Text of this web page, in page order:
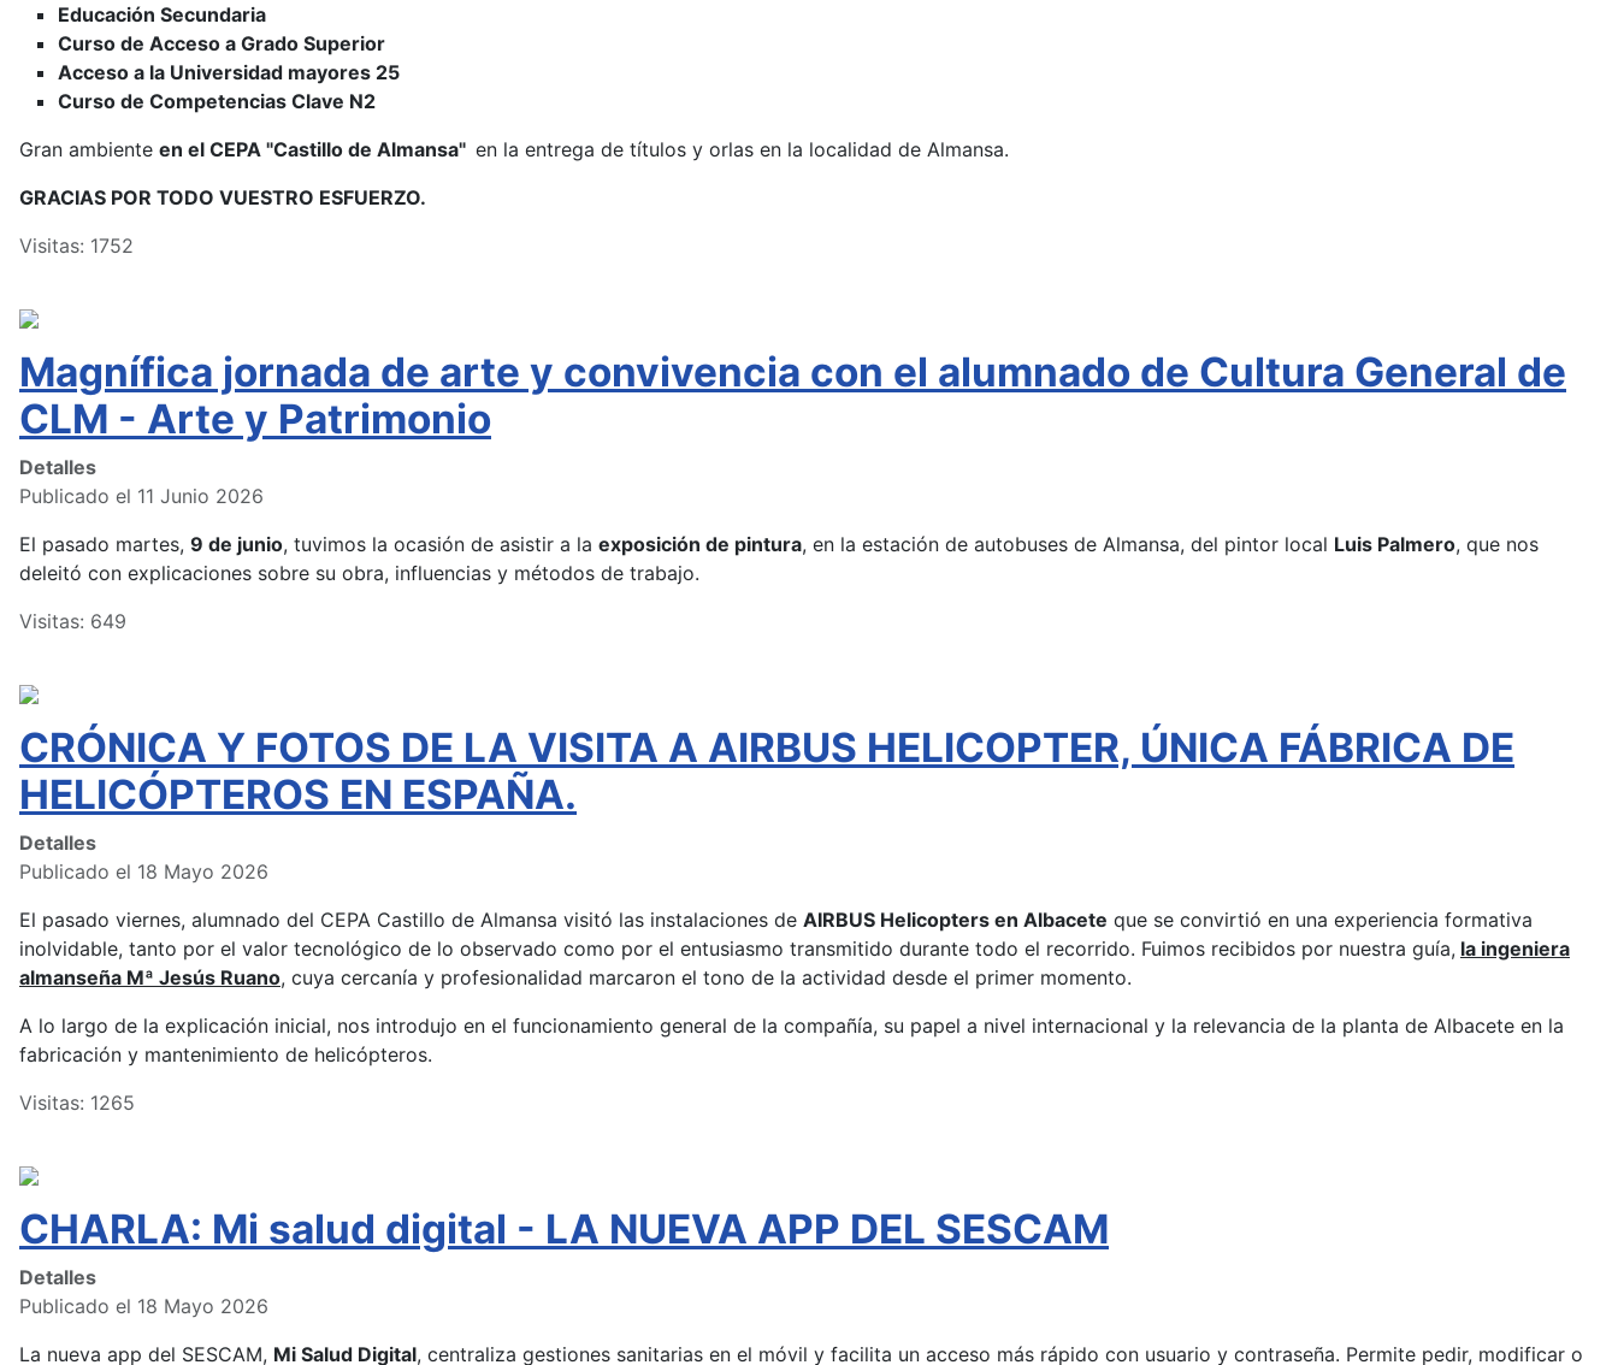
Educación Secundaria
Curso de Acceso a Grado Superior
Acceso a la Universidad mayores 25
Curso de Competencias Clave N2
Gran ambiente en el CEPA "Castillo de Almansa" en la entrega de títulos y orlas en la localidad de Almansa.
GRACIAS POR TODO VUESTRO ESFUERZO.
Visitas: 1752
Magnífica jornada de arte y convivencia con el alumnado de Cultura General de
CLM - Arte y Patrimonio
Detalles
Publicado el 11 Junio 2026
El pasado martes, 9 de junio, tuvimos la ocasión de asistir a la exposición de pintura, en la estación de autobuses de Almansa, del pintor local Luis Palmero, que nos
deleitó con explicaciones sobre su obra, influencias y métodos de trabajo.
Visitas: 649
CRÓNICA Y FOTOS DE LA VISITA A AIRBUS HELICOPTER, ÚNICA FÁBRICA DE
HELICÓPTEROS EN ESPAÑA.
Detalles
Publicado el 18 Mayo 2026
El pasado viernes, alumnado del CEPA Castillo de Almansa visitó las instalaciones de AIRBUS Helicopters en Albacete que se convirtió en una experiencia formativa
inolvidable, tanto por el valor tecnológico de lo observado como por el entusiasmo transmitido durante todo el recorrido. Fuimos recibidos por nuestra guía, la ingeniera
almanseña Mª Jesús Ruano, cuya cercanía y profesionalidad marcaron el tono de la actividad desde el primer momento.
A lo largo de la explicación inicial, nos introdujo en el funcionamiento general de la compañía, su papel a nivel internacional y la relevancia de la planta de Albacete en la
fabricación y mantenimiento de helicópteros.
Visitas: 1265
CHARLA: Mi salud digital - LA NUEVA APP DEL SESCAM
Detalles
Publicado el 18 Mayo 2026
La nueva app del SESCAM, Mi Salud Digital, centraliza gestiones sanitarias en el móvil y facilita un acceso más rápido con usuario y contraseña. Permite pedir, modificar o